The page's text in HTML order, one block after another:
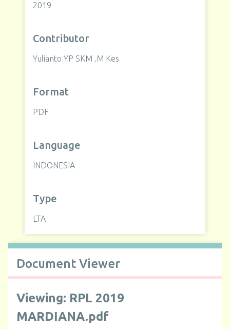
2019
Contributor
Yulianto YP SKM .M Kes
Format
PDF
Language
INDONESIA
Type
LTA
Document Viewer
Viewing: RPL 2019
MARDIANA.pdf